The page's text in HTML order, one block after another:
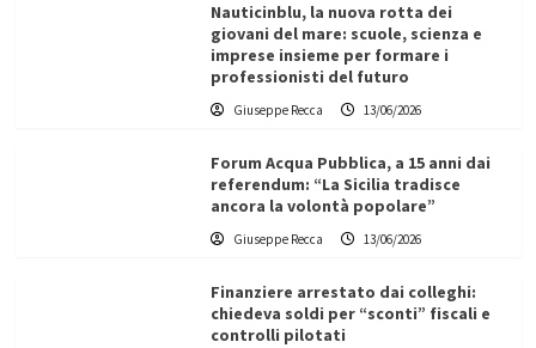
Nauticinblu, la nuova rotta dei
giovani del mare: scuole, scienza e
imprese insieme per formare i
professionisti del futuro
Giuseppe Recca 13/06/2026
Forum Acqua Pubblica, a 15 anni dai
referendum: “La Sicilia tradisce
ancora la volontà popolare”
Giuseppe Recca 13/06/2026
Finanziere arrestato dai colleghi:
chiedeva soldi per “sconti” fiscali e
controlli pilotati